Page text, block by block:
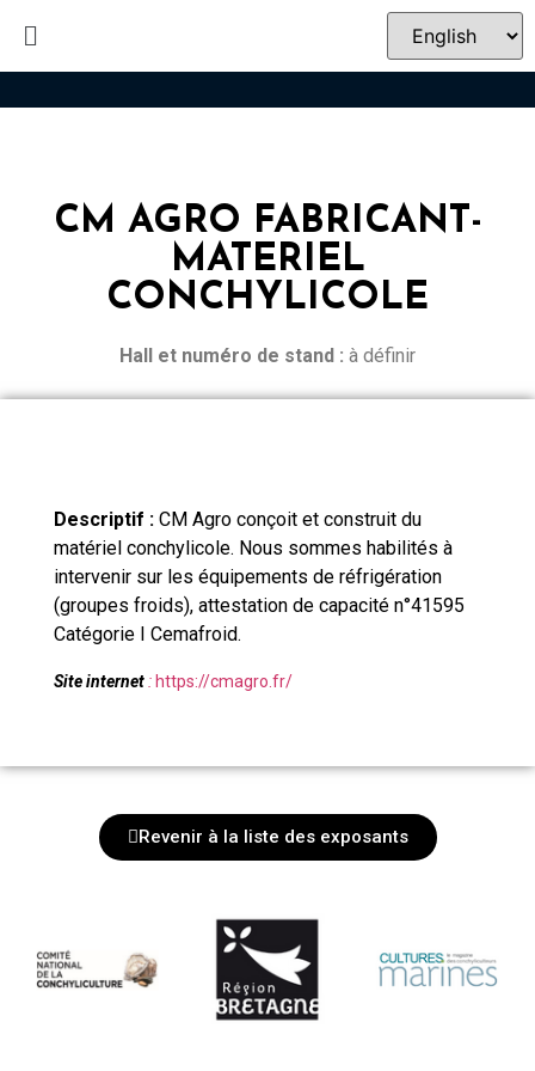
CM AGRO FABRICANT-
MATERIEL
CONCHYLICOLE
Hall et numéro de stand : à définir
Descriptif : CM Agro conçoit et construit du
matériel conchylicole. Nous sommes habilités à
intervenir sur les équipements de réfrigération
(groupes froids), attestation de capacité n°41595
Catégorie I Cemafroid.
Site internet : https://cmagro.fr/
Revenir à la liste des exposants